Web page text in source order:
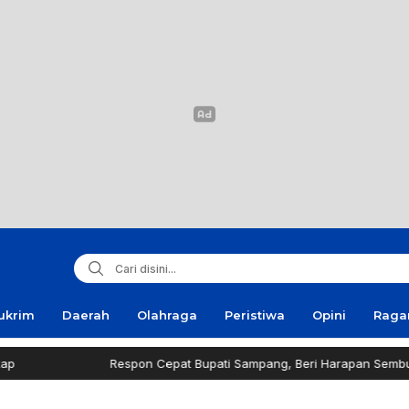
Daerah Olahraga Peristiwa Opini
Respon Cepat Bupati Sampang, Beri Harapan Sembuh